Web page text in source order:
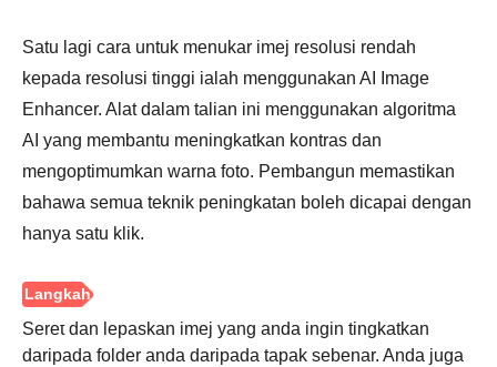
1.
2.
Satu lagi cara untuk menukar imej resolusi rendah
kepada resolusi tinggi ialah menggunakan AI Image
Enhancer. Alat dalam talian ini menggunakan algoritma
AI yang membantu meningkatkan kontras dan
mengoptimumkan warna foto. Pembangun memastikan
bahawa semua teknik peningkatan boleh dicapai dengan
hanya satu klik.
Seret dan lepaskan imej yang anda ingin tingkatkan
daripada folder anda daripada tapak sebenar. Anda juga